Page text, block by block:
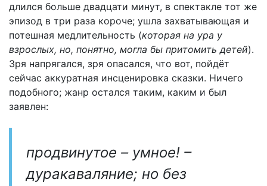
длился больше двадцати минут, в спектакле тот же
эпизод в три раза короче; ушла захватывающая и
потешная медлительность (которая на ура у
взрослых, но, понятно, могла бы притомить детей).
Зря напрягался, зря опасался, что вот, пойдёт
сейчас аккуратная инсценировка сказки. Ничего
подобного; жанр остался таким, каким и был
заявлен:
продвинутое – умное! –
дуракаваляние; но без